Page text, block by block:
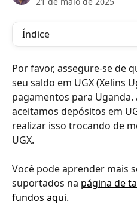
Índice
Por favor, assegure-se de
seu saldo em UGX (Xelins
pagamentos para
aceitamos depósitos em
realizar isso trocando de
UGX.
Você pode aprender mais
suportados na página de
fundos aqui.